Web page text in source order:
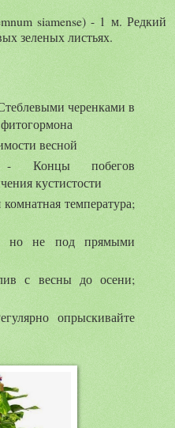
siamense) - 1 м. Редкий
зеленых листьях.
черенками в
весной
- Концы побегов
кустистости
температура;
но не под прямыми
с весны до осени;
опрыскивайте